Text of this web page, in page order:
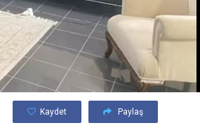
Kaydet Paylaş